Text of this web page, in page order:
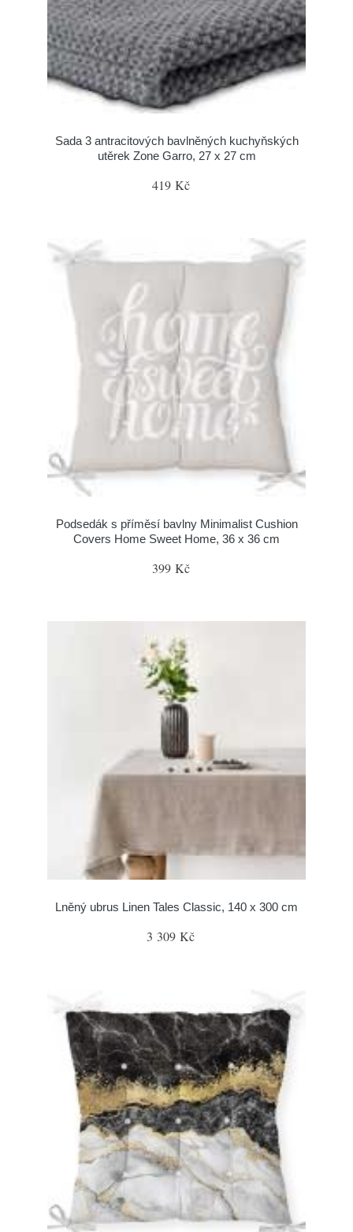
Sada 3 antracitových bavlněných kuchyňských
utěrek Zone Garro, 27 x 27 cm
419 Kč
Podsedák s příměsí bavlny Minimalist Cushion
Covers Home Sweet Home, 36 x 36 cm
399 Kč
Lněný ubrus Linen Tales Classic, 140 x 300 cm
3 309 Kč